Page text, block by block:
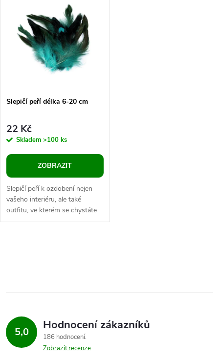
Slepičí peří délka 6-20 cm
22 Kč
Skladem >100 ks
ZOBRAZIT
Slepičí peří k ozdobení nejen
vašeho interiéru, ale také
outfitu, ve kterém se chystáte
na karneval či tematickou párty.
l
d
a
5,0 Hodnocení zákazníků
186 hodnocení
Zobrazit recenze